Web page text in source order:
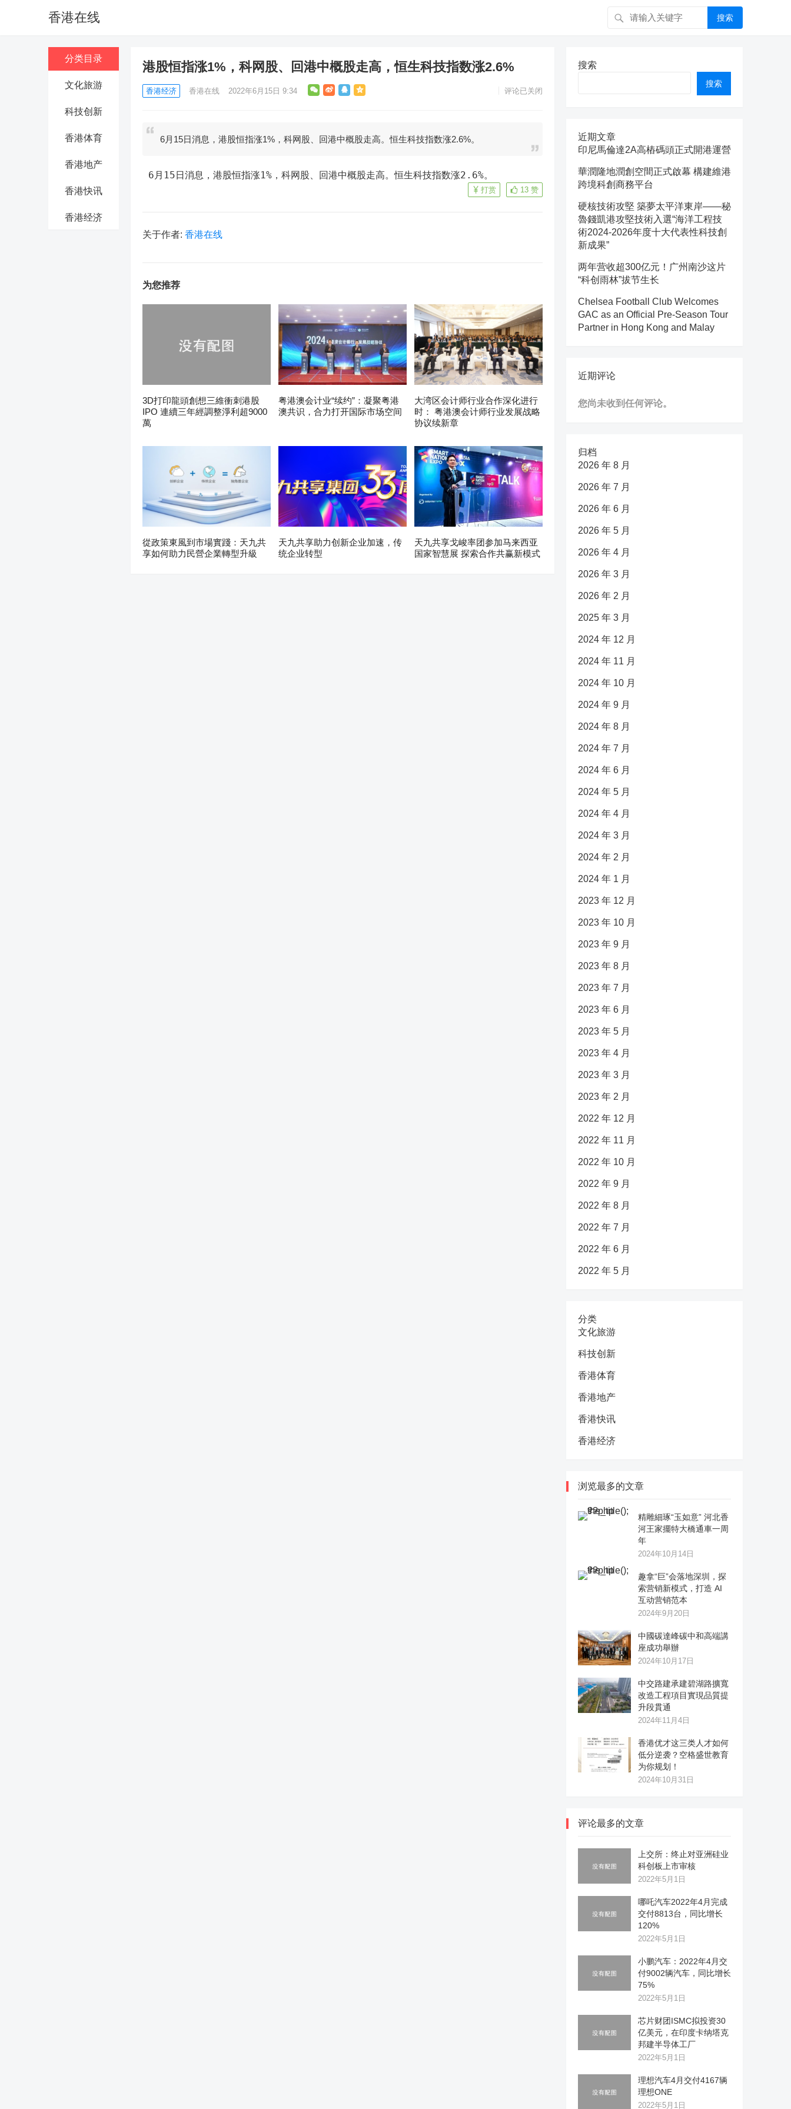
香港在线 搜索
分类目录
文化旅游
科技创新
香港体育
香港地产
香港快讯
香港经济
港股恒指涨1%，科网股、回港中概股走高，恒生科技指数涨2.6%
香港经济 香港在线 2022年6月15日 9:34 评论已关闭
6月15日消息，港股恒指涨1%，科网股、回港中概股走高。恒生科技指数涨2.6%。
6月15日消息，港股恒指涨1%，科网股、回港中概股走高。恒生科技指数涨2.6%。
13 赞
打赏
关于作者: 香港在线
为您推荐
3D打印龍頭創想三維衝刺港股
IPO 連續三年經調整淨利超9000
萬
粤港澳会计业“续约”：凝聚粤港
澳共识，合力打开国际市场空间
大湾区会计师行业合作深化进行
时： 粤港澳会计师行业发展战略
协议续新章
從政策東風到市場實踐：天九共
享如何助力民營企業轉型升級
天九共享助力创新企业加速，传
统企业转型
天九共享戈峻率团参加马来西亚
国家智慧展 探索合作共赢新模式
搜索
搜索
近期文章
印尼馬倫達2A高樁碼頭正式開港運營
華潤隆地潤創空間正式啟幕 構建維港
跨境科創商務平台
硬核技術攻堅 築夢太平洋東岸——秘
魯錢凱港攻堅技術入選“海洋工程技
術2024-2026年度十大代表性科技創
新成果”
两年营收超300亿元！广州南沙这片
“科创雨林”拔节生长
Chelsea Football Club Welcomes
GAC as an Official Pre-Season Tour
Partner in Hong Kong and Malay
近期评论
您尚未收到任何评论。
归档
2026 年 8 月
2026 年 7 月
2026 年 6 月
2026 年 5 月
2026 年 4 月
2026 年 3 月
2026 年 2 月
2025 年 3 月
2024 年 12 月
2024 年 11 月
2024 年 10 月
2024 年 9 月
2024 年 8 月
2024 年 7 月
2024 年 6 月
2024 年 5 月
2024 年 4 月
2024 年 3 月
2024 年 2 月
2024 年 1 月
2023 年 12 月
2023 年 10 月
2023 年 9 月
2023 年 8 月
2023 年 7 月
2023 年 6 月
2023 年 5 月
2023 年 4 月
2023 年 3 月
2023 年 2 月
2022 年 12 月
2022 年 11 月
2022 年 10 月
2022 年 9 月
2022 年 8 月
2022 年 7 月
2022 年 6 月
2022 年 5 月
分类
文化旅游
科技创新
香港体育
香港地产
香港快讯
香港经济
浏览最多的文章
精雕細琢“玉如意” 河北香
河王家擺特大橋通車一周
年
2024年10月14日
趣拿“巨”会落地深圳，探
索营销新模式，打造 AI
互动营销范本
2024年9月20日
中國碳達峰碳中和高端講
座成功舉辦
2024年10月17日
中交路建承建碧湖路擴寬
改造工程項目實現品質提
升段貫通
2024年11月4日
香港优才这三类人才如何
低分逆袭？空格盛世教育
为你规划！
2024年10月31日
评论最多的文章
上交所：终止对亚洲硅业
科创板上市审核
2022年5月1日
哪吒汽车2022年4月完成
交付8813台，同比增长
120%
2022年5月1日
小鹏汽车：2022年4月交
付9002辆汽车，同比增长
75%
2022年5月1日
芯片财团ISMC拟投资30
亿美元，在印度卡纳塔克
邦建半导体工厂
2022年5月1日
理想汽车4月交付4167辆
理想ONE
2022年5月1日